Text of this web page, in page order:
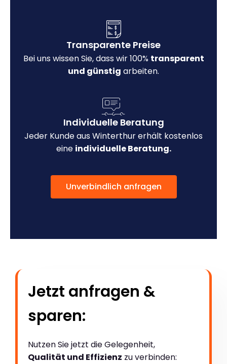
Transparente Preise
Bei uns wissen Sie, dass wir 100% transparent
und günstig arbeiten.
Individuelle Beratung
Jeder Kunde aus Winterthur erhält kostenlos
eine individuelle Beratung.
Unverbindlich anfragen
Jetzt anfragen &
sparen:
Nutzen Sie jetzt die Gelegenheit,
Qualität und Effizienz zu verbinden: